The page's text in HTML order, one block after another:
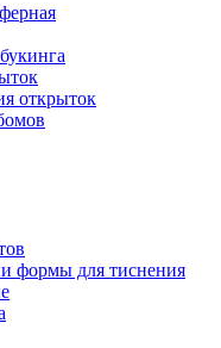
открыток
формы для тиснения